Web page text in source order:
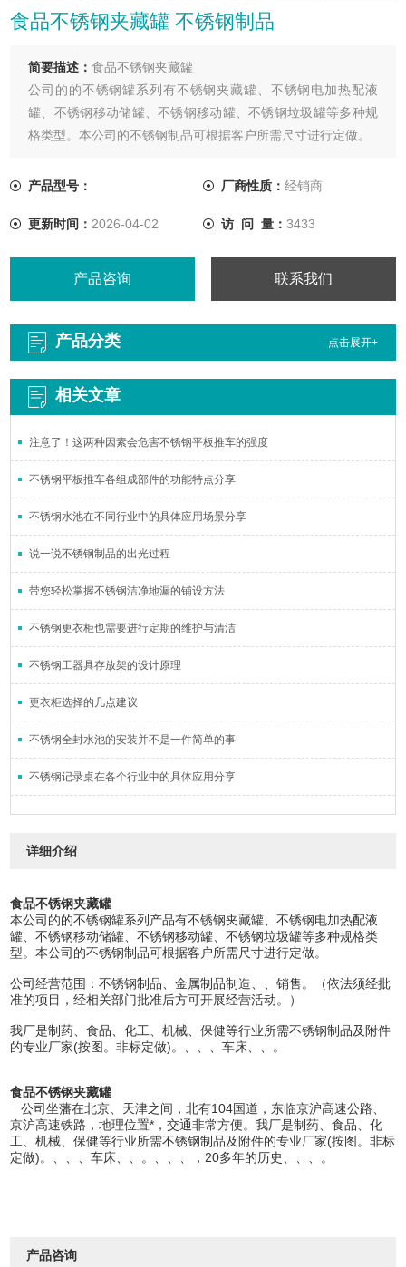
食品不锈钢夹藏罐 不锈钢制品
简要描述：食品不锈钢夹藏罐
公司的的不锈钢罐系列有不锈钢夹藏罐、不锈钢电加热配液
罐、不锈钢移动储罐、不锈钢移动罐、不锈钢垃圾罐等多种规
格类型。本公司的不锈钢制品可根据客户所需尺寸进行定做。
产品型号： 厂商性质： 经销商
更新时间： 2026-04-02 访 问 量： 3433
产品咨询 联系我们
产品分类 点击展开+
相关文章
注意了！这两种因素会危害不锈钢平板推车的强度
不锈钢平板推车各组成部件的功能特点分享
不锈钢水池在不同行业中的具体应用场景分享
说一说不锈钢制品的出光过程
带您轻松掌握不锈钢洁净地漏的铺设方法
不锈钢更衣柜也需要进行定期的维护与清洁
不锈钢工器具存放架的设计原理
更衣柜选择的几点建议
不锈钢全封水池的安装并不是一件简单的事
不锈钢记录桌在各个行业中的具体应用分享
详细介绍
食品不锈钢夹藏罐
本公司的的不锈钢罐系列产品有不锈钢夹藏罐、不锈钢电加热配液
罐、不锈钢移动储罐、不锈钢移动罐、不锈钢垃圾罐等多种规格类
型。本公司的不锈钢制品可根据客户所需尺寸进行定做。
公司经营范围：不锈钢制品、金属制品制造、、销售。（依法须经批
准的项目，经相关部门批准后方可开展经营活动。）
我厂是制药、食品、化工、机械、保健等行业所需不锈钢制品及附件
的专业厂家(按图。非标定做)。、、、车床、、。
食品不锈钢夹藏罐
公司坐藩在北京、天津之间，北有104国道，东临京沪高速公路、
京沪高速铁路，地理位置*，交通非常方便。我厂是制药、食品、化
工、机械、保健等行业所需不锈钢制品及附件的专业厂家(按图。非标
定做)。、、、车床、、。、、、，20多年的历史、、、。
产品咨询